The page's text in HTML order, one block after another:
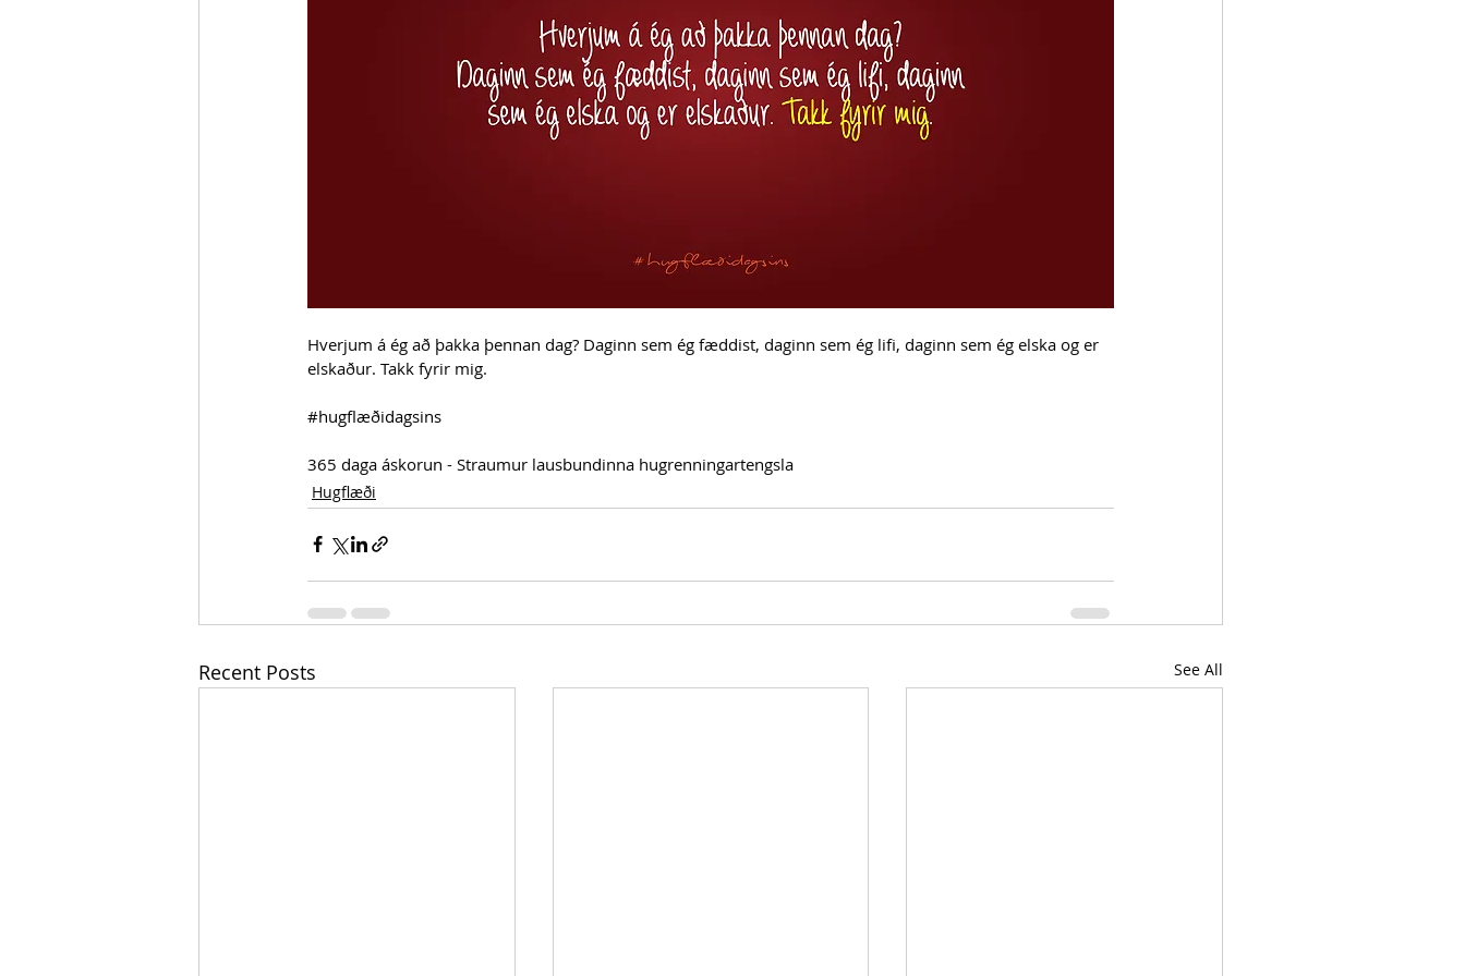
Hverjum á ég að þakka þennan dag? Daginn sem ég fæddist, daginn sem ég lifi, daginn sem ég elska og er
elskaður. Takk fyrir mig.
#hugflæðidagsins
365 daga áskorun - Straumur lausbundinna hugrenningartengsla
Hugflæði
Recent Posts See All